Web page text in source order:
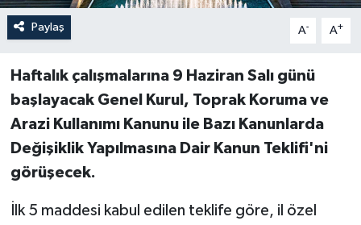
Paylaş A- A+
Haftalık çalışmalarına 9 Haziran Salı günü
başlayacak Genel Kurul, Toprak Koruma ve
Arazi Kullanımı Kanunu ile Bazı Kanunlarda
Değişiklik Yapılmasına Dair Kanun Teklifi'ni
görüşecek.
İlk 5 maddesi kabul edilen teklife göre, il özel